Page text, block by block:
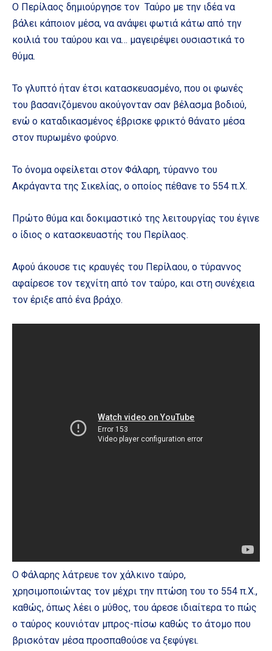
Ο Περίλαος δημιούργησε τον Ταύρο με την ιδέα να
βάλει κάποιον μέσα, να ανάψει φωτιά κάτω από την
κοιλιά του ταύρου και να… μαγειρέψει ουσιαστικά το
θύμα.
Το γλυπτό ήταν έτσι κατασκευασμένο, που οι φωνές
του βασανιζόμενου ακούγονταν σαν βέλασμα βοδιού,
ενώ ο καταδικασμένος έβρισκε φρικτό θάνατο μέσα
στον πυρωμένο φούρνο.
Το όνομα οφείλεται στον Φάλαρη, τύραννο του
Ακράγαντα της Σικελίας, ο οποίος πέθανε το 554 π.Χ.
Πρώτο θύμα και δοκιμαστικό της λειτουργίας του έγινε
ο ίδιος ο κατασκευαστής του Περίλαος.
Αφού άκουσε τις κραυγές του Περίλαου, ο τύραννος
αφαίρεσε τον τεχνίτη από τον ταύρο, και στη συνέχεια
τον έριξε από ένα βράχο.
Ο Φάλαρης λάτρευε τον χάλκινο ταύρο,
χρησιμοποιώντας τον μέχρι την πτώση του το 554 π.Χ.,
καθώς, όπως λέει ο μύθος, του άρεσε ιδιαίτερα το πώς
ο ταύρος κουνιόταν μπρος-πίσω καθώς το άτομο που
βρισκόταν μέσα προσπαθούσε να ξεφύγει.